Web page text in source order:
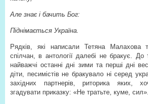
Але знає і бачить Бог:
Піднімається Україна.
Рядків, які написали Тетяна Малахова
спілчан, в антології далебі не бракує.
найважчі останні дні зими та перші дні
діти, песимістів не бракувало ні серед
західних партнерів, риторика яких,
згадувати приказку: «Не тратьте, куме, сил».